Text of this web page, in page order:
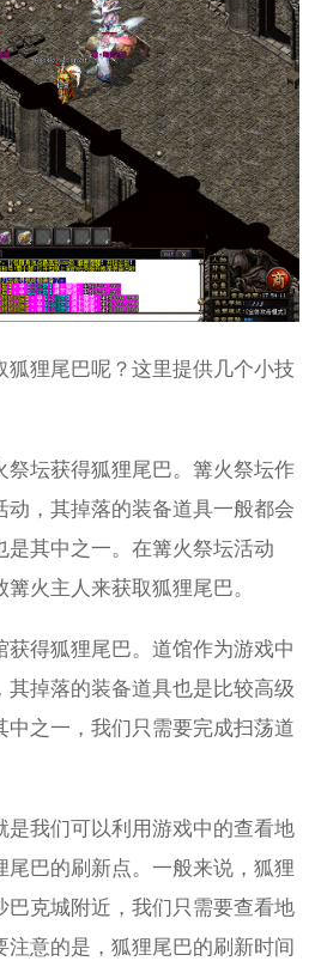
狐狸尾巴呢？这里提供几个小技
祭坛获得狐狸尾巴。篝火祭坛作
动，其掉落的装备道具一般都会
是其中之一。在篝火祭坛活动
火主人来获取狐狸尾巴。
获得狐狸尾巴。道馆作为游戏中
其掉落的装备道具也是比较高级
中之一，我们只需要完成扫荡道
是我们可以利用游戏中的查看地
尾巴的刷新点。一般来说，狐狸
巴克城附近，我们只需要查看地
注意的是，狐狸尾巴的刷新时间